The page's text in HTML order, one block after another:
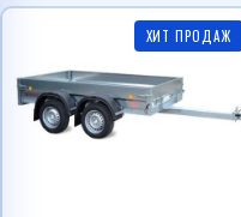
ХИТ ПРОДАЖ